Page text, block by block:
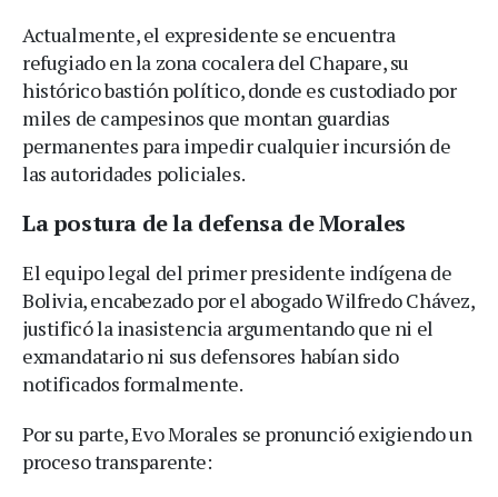
Actualmente, el expresidente se encuentra
refugiado en la zona cocalera del Chapare, su
histórico bastión político, donde es custodiado por
miles de campesinos que montan guardias
permanentes para impedir cualquier incursión de
las autoridades policiales.
La postura de la defensa de Morales
El equipo legal del primer presidente indígena de
Bolivia, encabezado por el abogado Wilfredo Chávez,
justificó la inasistencia argumentando que ni el
exmandatario ni sus defensores habían sido
notificados formalmente.
Por su parte, Evo Morales se pronunció exigiendo un
proceso transparente: